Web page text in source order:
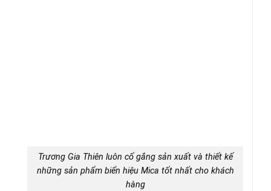
Trương Gia Thiên luôn cố gắng sản xuất và thiết kế
những sản phẩm biển hiệu Mica tốt nhất cho khách
hàng